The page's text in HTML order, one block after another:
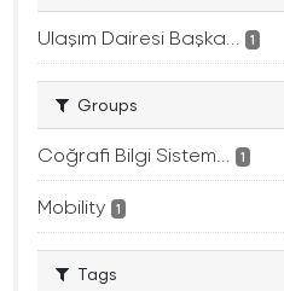
Ulaşım Dairesi Başka... 1
Groups
Coğrafi Bilgi Sistem... 1
Mobility 1
Tags